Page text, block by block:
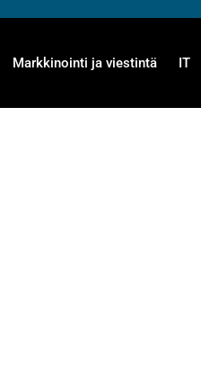
Markkinointi ja viestintä IT